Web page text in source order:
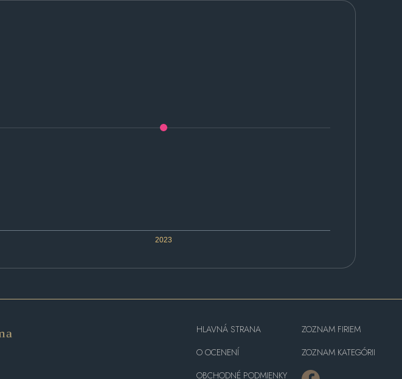
2023
HLAVNÁ STRANA
O OCENENÍ
OBCHODNÉ PODMIENKY
ZOZNAM FIRIEM
ZOZNAM KATEGÓRII